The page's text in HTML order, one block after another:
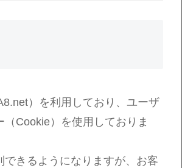
）を利用しており、ユーザ
Cookie）を使用しておりま
きるようになりますが、お客